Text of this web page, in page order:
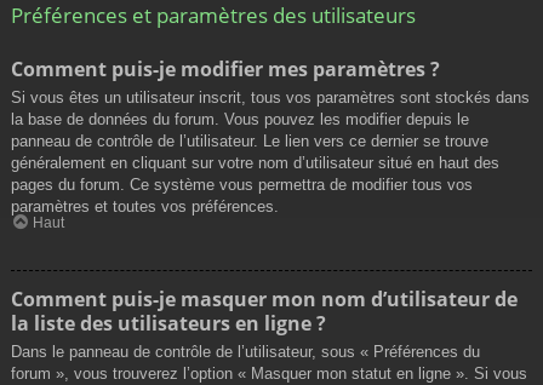
Préférences et paramètres des utilisateurs
Comment puis-je modifier mes paramètres ?
Si vous êtes un utilisateur inscrit, tous vos paramètres sont stockés dans
la base de données du forum. Vous pouvez les modifier depuis le
panneau de contrôle de l’utilisateur. Le lien vers ce dernier se trouve
généralement en cliquant sur votre nom d’utilisateur situé en haut des
pages du forum. Ce système vous permettra de modifier tous vos
paramètres et toutes vos préférences.
Haut
Comment puis-je masquer mon nom d’utilisateur de
la liste des utilisateurs en ligne ?
Dans le panneau de contrôle de l’utilisateur, sous « Préférences du
forum », vous trouverez l’option « Masquer mon statut en ligne ». Si vous